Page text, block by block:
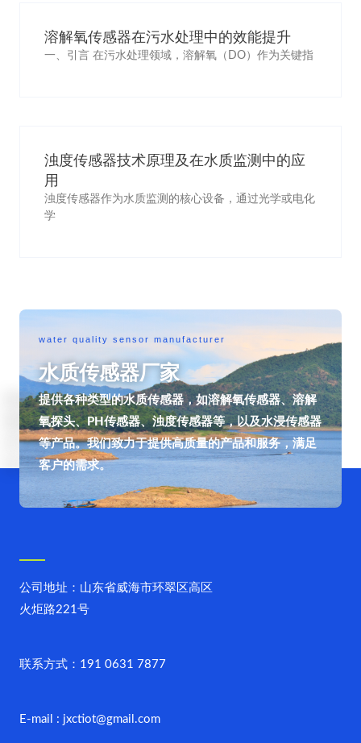
溶解氧传感器在污水处理中的效能提升
一、引言 在污水处理领域，溶解氧（DO）作为关键指
浊度传感器技术原理及在水质监测中的应
用
浊度传感器作为水质监测的核心设备，通过光学或电化
学
water quality sensor manufacturer
水质传感器厂家
提供各种类型的水质传感器，如溶解氧传感器、溶解
氧探头、PH传感器、浊度传感器等，以及水浸传感器
等产品。我们致力于提供高质量的产品和服务，满足
客户的需求。
公司地址：山东省威海市环翠区高区
火炬路221号
联系方式：191 0631 7877
E-mail : jxctiot@gmail.com